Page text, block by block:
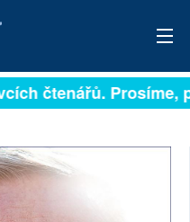
čtenářů. Prosíme,